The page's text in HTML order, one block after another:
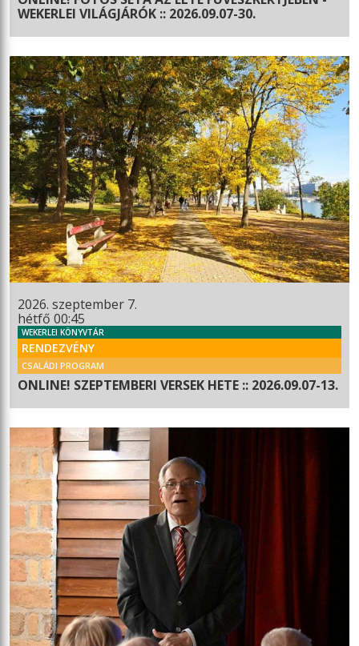
WEKERLEI VILÁGJÁRÓK :: 2026.09.07-30.
2026. szeptember 7.
hétfő 00:45
WEKERLEI KÖNYVTÁR
RENDEZVÉNY
CSALÁDI PROGRAM
ONLINE! SZEPTEMBERI VERSEK HETE :: 2026.09.07-13.